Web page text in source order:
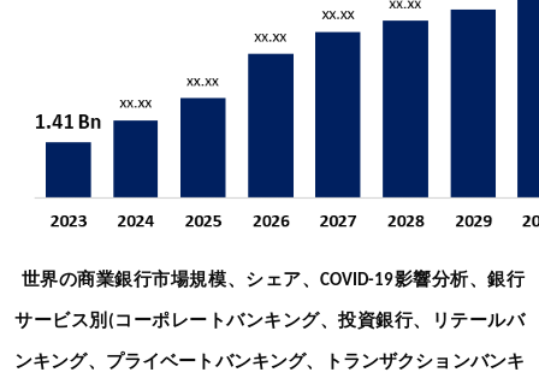
世界の商業銀行市場規模、シェア、COVID-19影響分析、銀行
サービス別(コーポレートバンキング、投資銀行、リテールバ
ンキング、プライベートバンキング、トランザクションバンキ